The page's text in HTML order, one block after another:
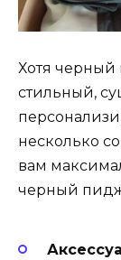
Хотя черный
стильный,
несколько
вам
черный